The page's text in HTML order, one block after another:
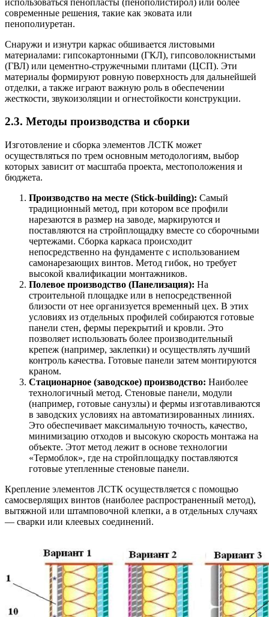
современные решения, такие как эковата или
пенополиуретан.
Снаружи и изнутри каркас обшивается листовыми
материалами: гипсокартонными (ГКЛ), гипсоволокнистыми
(ГВЛ) или цементно-стружечными плитами (ЦСП). Эти
материалы формируют ровную поверхность для дальнейшей
отделки, а также играют важную роль в обеспечении
жесткости, звукоизоляции и огнестойкости конструкции.
2.3. Методы производства и сборки
Изготовление и сборка элементов ЛСТК может
осуществляться по трем основным методологиям, выбор
которых зависит от масштаба проекта, местоположения и
бюджета.
Производство на месте (Stick-building): Самый
традиционный метод, при котором все профили
нарезаются в размер на заводе, маркируются и
поставляются на стройплощадку вместе со сборочными
чертежами. Сборка каркаса происходит
непосредственно на фундаменте с использованием
самонарезающих винтов. Метод гибок, но требует
высокой квалификации монтажников.
Полевое производство (Панелизация): На
строительной площадке или в непосредственной
близости от нее организуется временный цех. В этих
условиях из отдельных профилей собираются готовые
панели стен, фермы перекрытий и кровли. Это
позволяет использовать более производительный
крепеж (например, заклепки) и осуществлять лучший
контроль качества. Готовые панели затем монтируются
краном.
Стационарное (заводское) производство: Наиболее
технологичный метод. Стеновые панели, модули
(например, готовые санузлы) и фермы изготавливаются
в заводских условиях на автоматизированных линиях.
Это обеспечивает максимальную точность, качество,
минимизацию отходов и высокую скорость монтажа на
объекте. Этот метод лежит в основе технологии
«Термоблок», где на стройплощадку поставляются
готовые утепленные стеновые панели.
Крепление элементов ЛСТК осуществляется с помощью
самосверлящих винтов (наиболее распространенный метод),
вытяжной или штамповочной клепки, а в отдельных случаях
— сварки или клеевых соединений.